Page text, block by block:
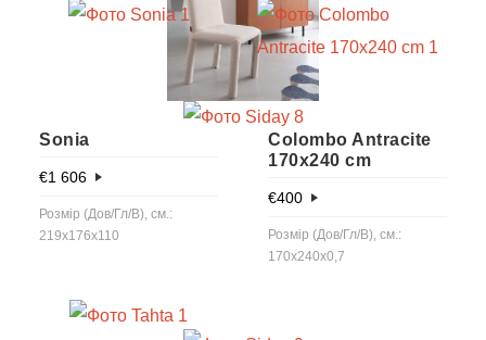
Sonia
€1 606
Розмір (Дов/Гл/В), см.:
219x176x110
Colombo Antracite
170x240 cm
€400
Розмір (Дов/Гл/В), см.:
170x240x0,7